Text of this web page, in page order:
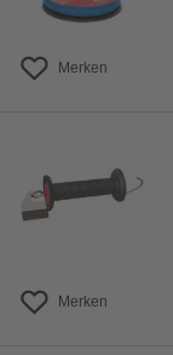
Merken
Merken